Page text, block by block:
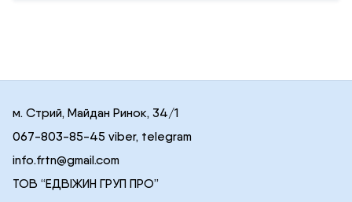
м. Стрий, Майдан Ринок, 34/1
067-803-85-45 viber, telegram
info.frtn@gmail.com
ТОВ “ЕДВІЖИН ГРУП ПРО”